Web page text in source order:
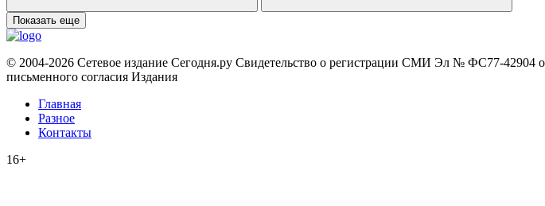
Показать еще
© 2004-2026 Сетевое издание Сегодня.ру Свидетельство о регистрации СМИ Эл № ФС77-42904
письменного согласия Издания
Главная
Разное
Контакты
16+